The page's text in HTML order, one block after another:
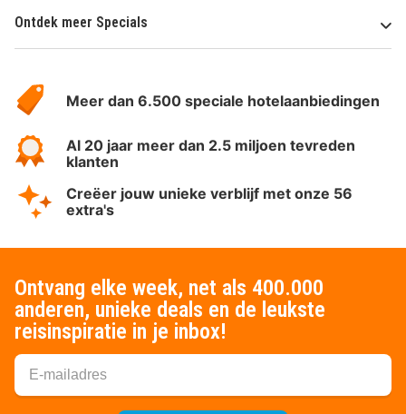
Ontdek meer Specials
HotelSpecials
Meer dan 6.500 speciale hotelaanbiedingen
Al 20 jaar meer dan 2.5 miljoen tevreden
klanten
Creëer jouw unieke verblijf met onze 56
extra's
Ontvang elke week, net als 400.000
anderen, unieke deals en de leukste
reisinspiratie in je inbox!